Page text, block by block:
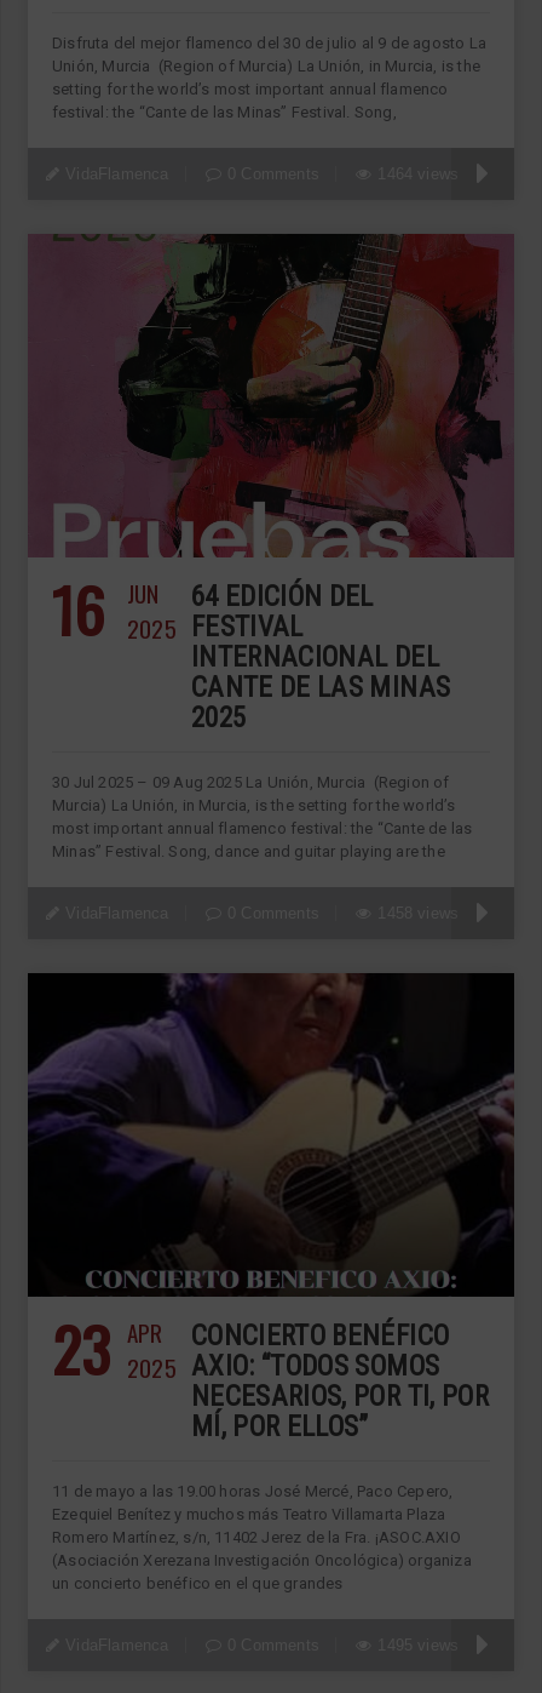
Disfruta del mejor flamenco del 30 de julio al 9 de agosto La
Unión, Murcia (Region of Murcia) La Unión, in Murcia, is the
setting for the world’s most important annual flamenco
festival: the “Cante de las Minas” Festival. Song,
16
JUN
2025
64 EDICIÓN DEL
FESTIVAL
INTERNACIONAL DEL
CANTE DE LAS MINAS
2025
30 Jul 2025 – 09 Aug 2025 La Unión, Murcia (Region of
Murcia) La Unión, in Murcia, is the setting for the world’s
most important annual flamenco festival: the “Cante de las
Minas” Festival. Song, dance and guitar playing are the
23 APR
2025
CONCIERTO BENÉFICO
AXIO: “TODOS SOMOS
NECESARIOS, POR TI, POR
MÍ, POR ELLOS”
11 de mayo a las 19.00 horas José Mercé, Paco Cepero,
Ezequiel Benítez y muchos más Teatro Villamarta Plaza
Romero Martínez, s/n, 11402 Jerez de la Fra. ¡ASOC.AXIO
(Asociación Xerezana Investigación Oncológica) organiza
un concierto benéfico en el que grandes